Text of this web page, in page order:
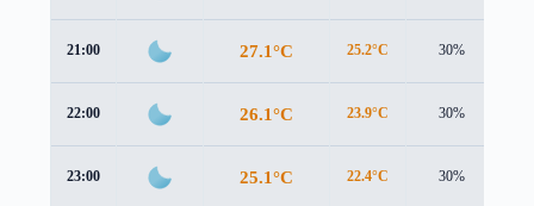
21:00 27.1°C 25.2°C 30%
22:00 26.1°C 23.9°C 30%
23:00 25.1°C 22.4°C 30%